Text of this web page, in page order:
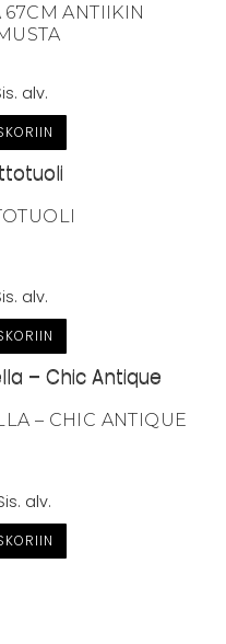
ANTIIKIN
alv.
alv.
– CHIC ANTIQUE
alv.